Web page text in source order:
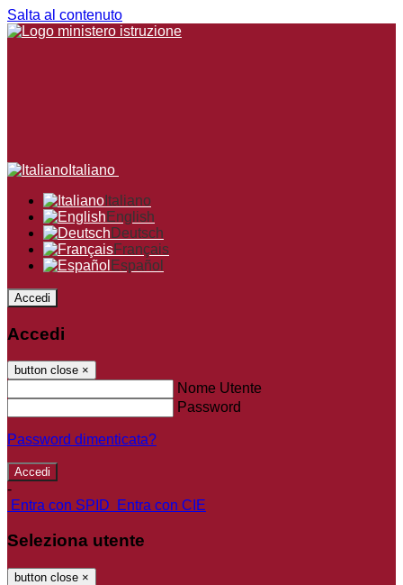
Salta al contenuto
Italiano
Italiano
English
Deutsch
Français
Español
Accedi
Accedi
button close ×
Nome Utente
Password
Password dimenticata?
-
Entra con SPID
Entra con CIE
Seleziona utente
button close ×